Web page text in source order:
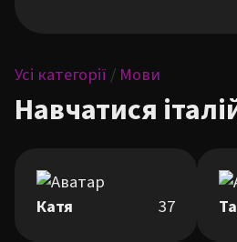
Усі категорії / Мови
Навчатися
Катя 37